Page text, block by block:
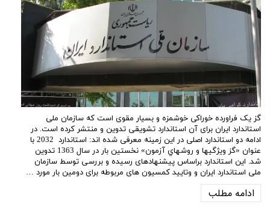
گز یک فراورده خوراکی خوشمزه و بسیار مقوی است که سازمان ملی
استاندارد ایران برای آن استاندارد تشویقی تدوین و منتشر کرده است. در
ادامه دو استاندارد اصلی در این زمینه معرفی شده اند: استاندارد 2032 با
عنوان «گز ويژگیها و روشهاي آزمون» نخستین بار در سال 1363 تدوین
شد. این استاندارد براساس پیشنهادهای رسیده و بررسی توسط سازمان
ملی استاندارد ایران و وتایید کمسیون های مربوطه برای دومین بار مورد …
ادامه مطلب